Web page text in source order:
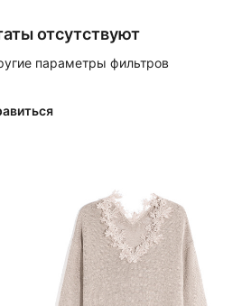
отсутствуют
параметры фильтров